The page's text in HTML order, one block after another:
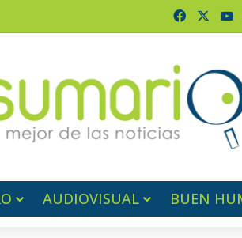
Facebook
AUDIOVISUAL BUEN